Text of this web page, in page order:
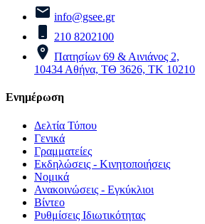
info@gsee.gr
210 8202100
Πατησίων 69 & Αινιάνος 2,
10434 Αθήνα, ΤΘ 3626, ΤΚ 10210
Ενημέρωση
Δελτία Τύπου
Γενικά
Γραμματείες
Εκδηλώσεις - Κινητοποιήσεις
Νομικά
Ανακοινώσεις - Εγκύκλιοι
Βίντεο
Ρυθμίσεις Ιδιωτικότητας